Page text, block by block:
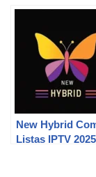
New Hybrid
Listas IPTV 2025